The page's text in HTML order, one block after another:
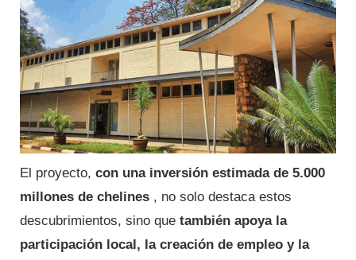
El proyecto, con una inversión estimada de 5.000
millones de chelines , no solo destaca estos
descubrimientos, sino que también apoya la
participación local, la creación de empleo y la